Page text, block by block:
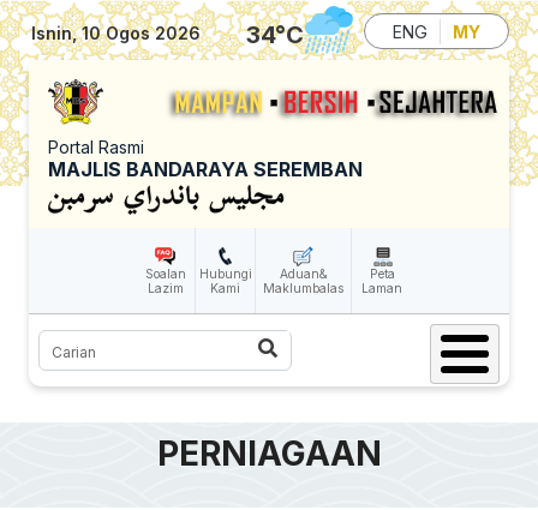
Skip to main content
Isnin, 10 Ogos 2026 34°C ENG MY
Portal Rasmi
MAJLIS BANDARAYA SEREMBAN
Soalan
Lazim
Hubungi
Kami
Aduan&
Maklumbalas
Peta
Laman
Carian
PERNIAGAAN